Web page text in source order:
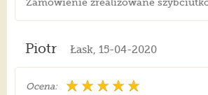
Piotr Łask, 15-04-2020
Ocena: